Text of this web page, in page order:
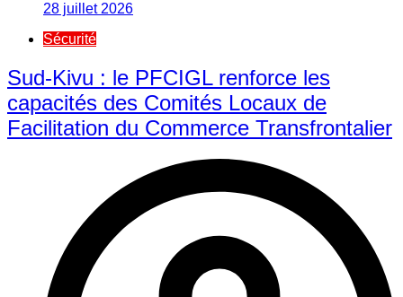
28 juillet 2026
Sécurité
Sud-Kivu : le PFCIGL renforce les
capacités des Comités Locaux de
Facilitation du Commerce Transfrontalier